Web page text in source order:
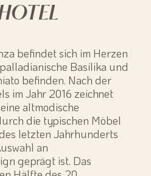
befindet sich im Herzen
Basilika und
befinden. Nach der
im Jahr 2016 zeichnet
altmodische
die typischen Möbel
letzten Jahrhunderts
an
geprägt ist. Das